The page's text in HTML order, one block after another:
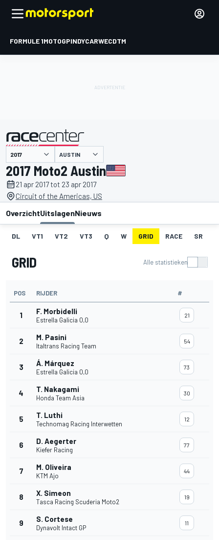
FORMULE 1MOTOGPINDYCARWECDTM
gepresenteerd door AUSTIN
2017 Moto2 Austin
21 apr 2017 tot 23 apr 2017
Circuit of the Americas, US
OverzichtUitslagenNieuws
DL VT1 VT2 VT3 Q W GRID RACE SR
GRID Alle statistieken
POS RIJDER #
1 F. Morbidelli
Estrella Galicia 0,0
21
2 M. Pasini
Italtrans Racing Team
54
3 Á. Márquez
Estrella Galicia 0,0
73
4 T. Nakagami
Honda Team Asia
30
5 T. Luthi
Technomag Racing Interwetten
12
6 D. Aegerter
Kiefer Racing
77
7 M. Oliveira
KTM Ajo
44
8 X. Simeon
Tasca Racing Scuderia Moto2
19
9 S. Cortese
Dynavolt Intact GP
11